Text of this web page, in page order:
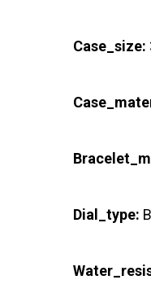
Case_size:
Dial_type: